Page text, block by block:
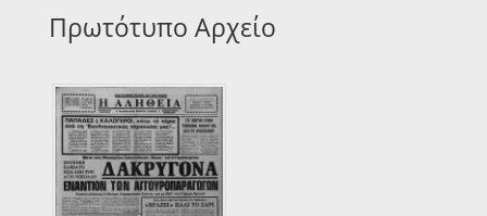
Πρωτότυπο Αρχείο